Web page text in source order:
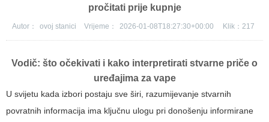
pročitati prije kupnje
Autor： ovoj stanici Vrijeme： 2026-01-08T18:27:30+00:00 Klik： 217
Vodič: što očekivati i kako interpretirati stvarne priče o
uređajima za vape
U svijetu kada izbori postaju sve širi, razumijevanje stvarnih
povratnih informacija ima ključnu ulogu pri donošenju informirane